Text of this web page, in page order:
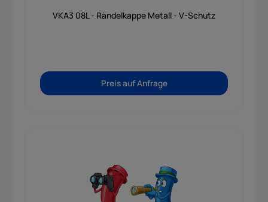
VKA3 08L - Rändelkappe Metall - V-Schutz
Preis auf Anfrage